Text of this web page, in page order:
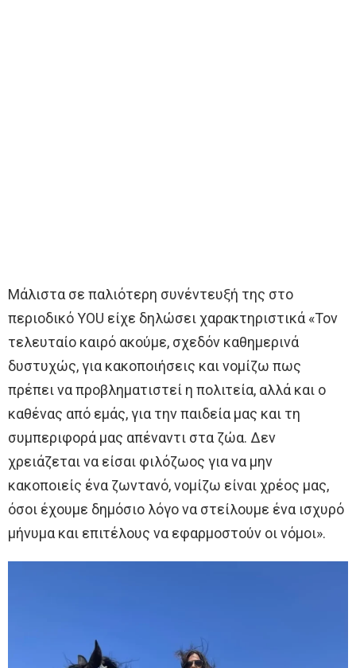
Μάλιστα σε παλιότερη συνέντευξή της στο
περιοδικό YOU είχε δηλώσει χαρακτηριστικά «Τον
τελευταίο καιρό ακούμε, σχεδόν καθημερινά
δυστυχώς, για κακοποιήσεις και νομίζω πως
πρέπει να προβληματιστεί η πολιτεία, αλλά και ο
καθένας από εμάς, για την παιδεία μας και τη
συμπεριφορά μας απέναντι στα ζώα. Δεν
χρειάζεται να είσαι φιλόζωος για να μην
κακοποιείς ένα ζωντανό, νομίζω είναι χρέος μας,
όσοι έχουμε δημόσιο λόγο να στείλουμε ένα ισχυρό
μήνυμα και επιτέλους να εφαρμοστούν οι νόμοι».